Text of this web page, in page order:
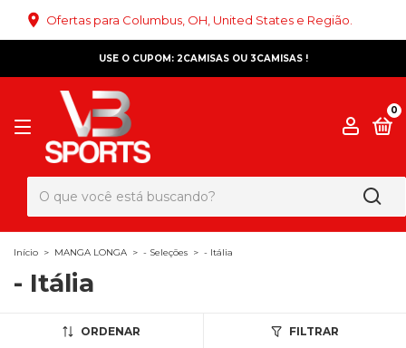
Ofertas para Columbus, OH, United States e Região.
USE O CUPOM: 2CAMISAS OU 3CAMISAS !
0
Início > MANGA LONGA > - Seleções > - Itália
- Itália
ORDENAR FILTRAR